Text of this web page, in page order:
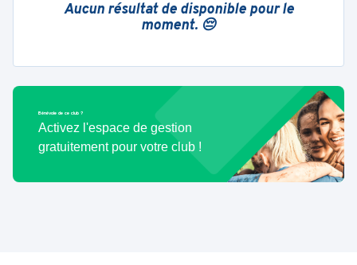
Aucun résultat de disponible pour le
moment. 😔
Bénévole de ce club ?
Activez l'espace de gestion
gratuitement pour votre club !